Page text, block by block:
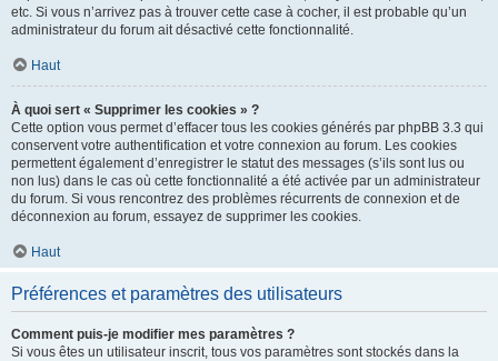
etc. Si vous n’arrivez pas à trouver cette case à cocher, il est probable qu’un
administrateur du forum ait désactivé cette fonctionnalité.
Haut
À quoi sert « Supprimer les cookies » ?
Cette option vous permet d’effacer tous les cookies générés par phpBB 3.3 qui
conservent votre authentification et votre connexion au forum. Les cookies
permettent également d’enregistrer le statut des messages (s’ils sont lus ou
non lus) dans le cas où cette fonctionnalité a été activée par un administrateur
du forum. Si vous rencontrez des problèmes récurrents de connexion et de
déconnexion au forum, essayez de supprimer les cookies.
Haut
Préférences et paramètres des utilisateurs
Comment puis-je modifier mes paramètres ?
Si vous êtes un utilisateur inscrit, tous vos paramètres sont stockés dans la